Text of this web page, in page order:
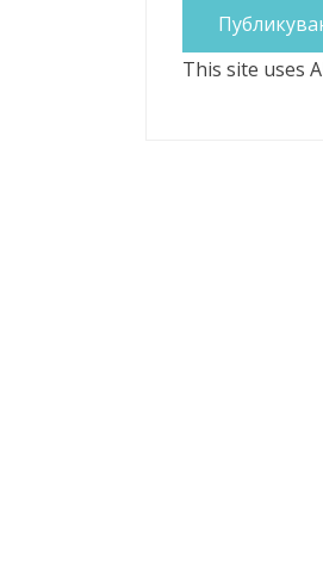
This site uses